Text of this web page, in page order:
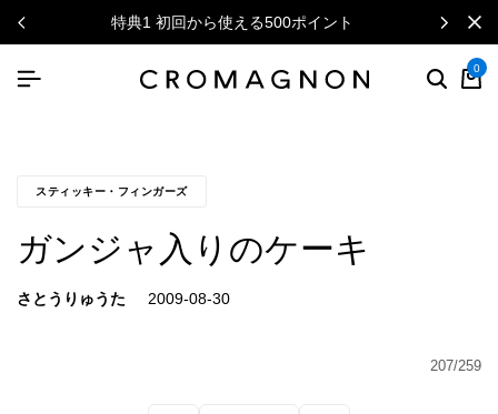
特典1 初回から使える500ポイント
0
スティッキー・フィンガーズ
ガンジャ入りのケーキ
さとうりゅうた
207/259